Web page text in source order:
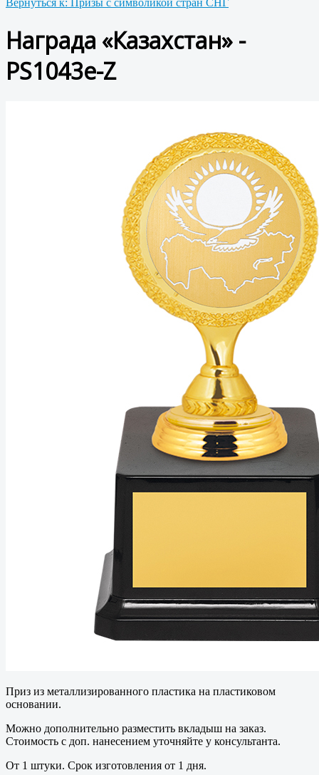
Вернуться к: Призы с символикой стран СНГ
Награда «Казахстан» -
PS1043e-Z
Приз из металлизированного пластика на пластиковом
основании.
Можно дополнительно разместить вкладыш на заказ.
Стоимость с доп. нанесением уточняйте у консультанта.
От 1 штуки. Срок изготовления от 1 дня.